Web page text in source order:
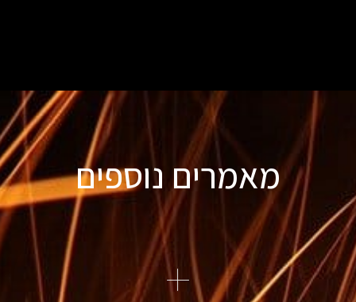
מאמרים נוספים